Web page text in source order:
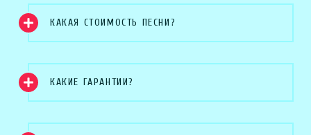
КАКАЯ СТОИМОСТЬ ПЕСНИ?
КАКИЕ ГАРАНТИИ?